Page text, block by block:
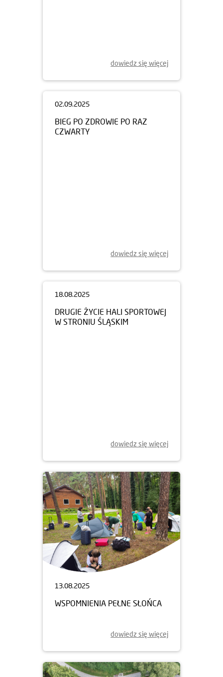
dowiedz się więcej
02.09.2025
BIEG PO ZDROWIE PO RAZ
CZWARTY
dowiedz się więcej
dowiedz się więcej
13.08.2025
WSPOMNIENIA PEŁNE SŁOŃCA
dowiedz się więcej